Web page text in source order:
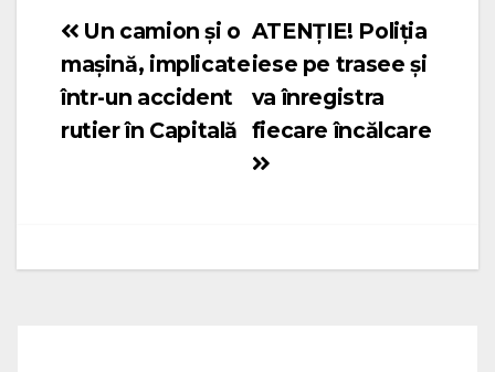
Navigare
în
articole
ATENȚIE! Poliția
iese pe trasee și
va înregistra
fiecare încălcare
Un camion și o
mașină, implicate
într-un accident
rutier în Capitală